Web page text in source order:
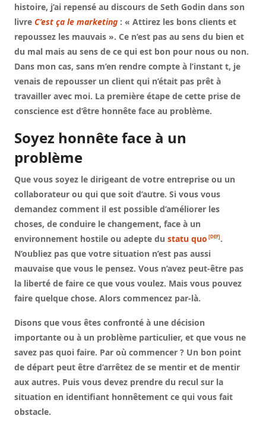
histoire, j’ai repensé au discours de Seth Godin dans son
livre C’est ça le marketing : « Attirez les bons clients et
repoussez les mauvais ». Ce n’est pas au sens du bien et
du mal mais au sens de ce qui est bon pour nous ou non.
Dans mon cas, sans m’en rendre compte à l’instant t, je
venais de repousser un client qui n’était pas prêt à
travailler avec moi. La première étape de cette prise de
conscience est d’être honnête face au problème.
Soyez honnête face à un
problème
Que vous soyez le dirigeant de votre entreprise ou un
collaborateur ou qui que soit d’autre. Si vous vous
demandez comment il est possible d’améliorer les
choses, de conduire le changement, face à un
environnement hostile ou adepte du statu quo
.
N’oubliez pas que votre situation n’est pas aussi
mauvaise que vous le pensez. Vous n’avez peut-être pas
la liberté de faire ce que vous voulez. Mais vous pouvez
faire quelque chose. Alors commencez par-là.
Disons que vous êtes confronté à une décision
importante ou à un problème particulier, et que vous ne
savez pas quoi faire. Par où commencer ? Un bon point
de départ peut être d’arrêtez de se mentir et de mentir
aux autres. Puis vous devez prendre du recul sur la
situation en identifiant honnêtement ce qui vous fait
obstacle.